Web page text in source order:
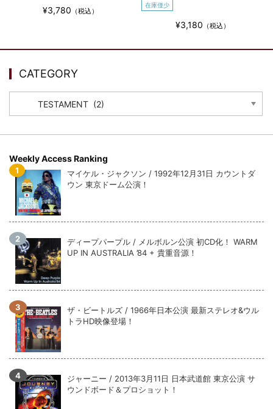
*NEW RELEASE (最新約3ヶ月)
2024.8.24
ウォーニング / 2024年4月22日 英リーズ公演 超高音質
*NEW RELEASE (最新約3ヶ月)
2024.6.24
ビリー・ジョエル / 2024年3月24日 100Aniv. 米M.S.G公演 完全
収録！
*NEW RELEASE (最新約3ヶ月)
2024.6.24
リアム・ギャラガー / 2024年6月3日 カーディフ公演 IEM/AUD 完
全収録！
*NEW RELEASE (最新約3ヶ月)
2024.6.24
*NEW RELEASE (最新約3ヶ月)
マネスキン / 2024年6月9日 ドイツ ROCK AM RING 公演 FHD 完
全収録！
*NEW RELEASE (最新約3ヶ月)
リアム・ギャラガー / 2024年6月1日 英国シェフィールド公演 完
全収録！
*NEW RELEASE (最新約3ヶ月)
2024.6.9
メガデス / 2023年8月4日 ドイツ W.O.A. 公演 FHD 完全収録！
*NEW RELEASE (最新約3ヶ月)
ユーライア・ヒープ / 2023年8月3日 ドイツ W.O.A. 公演 FHD 完
全収録！
*NEW RELEASE (最新約3ヶ月)
2024.6.9
ジャーニー / 1979年5月8+9日 コロラド州 2公演 SBD 完全収録！
¥3,780 （税込）
在庫僅少
¥3,180 （税込）
CATEGORY
Weekly Access Ranking
マイケル・ジャクソン / 1992年12月31日 カウントダ
ウン 東京ドーム公演！
ディープパープル / メルボルン公演 初CD化！ WARM
UP IN AUSTRALIA ’84 + 貴重音源！
ザ・ビートルズ / 1966年日本公演 最新ステレオ&ウル
トラHD映像登場！
ジャーニー / 2013年3月11日 日本武道館 東京公演 サ
ウンドボード＆プロショット！